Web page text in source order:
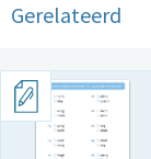
Gerelateerd